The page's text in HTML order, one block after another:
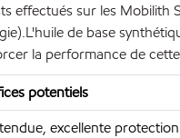
effectués sur les
de base
la performance de
potentiels
excellente